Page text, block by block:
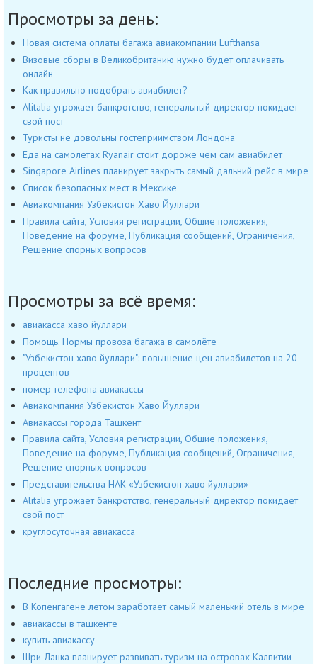
Просмотры за день:
Новая система оплаты багажа авиакомпании Lufthansa
Визовые сборы в Великобританию нужно будет оплачивать
онлайн
Как правильно подобрать авиабилет?
Alitalia угрожает банкротство, генеральный директор покидает
свой пост
Туристы не довольны гостеприимством Лондона
Еда на самолетах Ryanair стоит дороже чем сам авиабилет
Singapore Airlines планирует закрыть самый дальний рейс в мире
Список безопасных мест в Мексике
Авиакомпания Узбекистон Хаво Йуллари
Правила сайта, Условия регистрации, Общие положения,
Поведение на форуме, Публикация сообщений, Ограничения,
Решение спорных вопросов
Просмотры за всё время:
авиакасса хаво йуллари
Помощь. Нормы провоза багажа в самолёте
"Узбекистон хаво йуллари": повышение цен авиабилетов на 20
процентов
номер телефона авиакассы
Авиакомпания Узбекистон Хаво Йуллари
Авиакассы города Ташкент
Правила сайта, Условия регистрации, Общие положения,
Поведение на форуме, Публикация сообщений, Ограничения,
Решение спорных вопросов
Представительства НАК «Узбекистон хаво йуллари»
Alitalia угрожает банкротство, генеральный директор покидает
свой пост
круглосуточная авиакасса
Последние просмотры:
В Копенгагене летом заработает самый маленький отель в мире
авиакассы в ташкенте
купить авиакассу
Шри-Ланка планирует развивать туризм на островах Калпитии